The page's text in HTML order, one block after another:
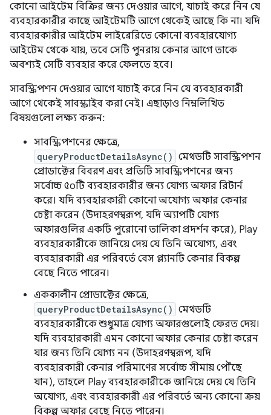
কোনো আইটেম বিক্রির জন্য দেওয়ার আগে, যাচাই করে নিন যে
ব্যবহারকারীর কাছে আইটেমটি আগে থেকেই আছে কি না। যদি
ব্যবহারকারীর আইটেম লাইব্রেরিতে কোনো ব্যবহারযোগ্য
আইটেম থেকে যায়, তবে সেটি পুনরায় কেনার আগে তাকে
অবশ্যই সেটি ব্যবহার করে ফেলতে হবে।
সাবস্ক্রিপশন দেওয়ার আগে যাচাই করে নিন যে ব্যবহারকারী
আগে থেকেই সাবস্ক্রাইব করা নেই। এছাড়াও নিম্নলিখিত
বিষয়গুলো লক্ষ্য করুন:
সাবস্ক্রিপশনের ক্ষেত্রে,
queryProductDetailsAsync() মেথডটি সাবস্ক্রিপশন
প্রোডাক্টের বিবরণ এবং প্রতিটি সাবস্ক্রিপশনের জন্য
সর্বোচ্চ ৫০টি ব্যবহারকারীর জন্য যোগ্য অফার রিটার্ন
করে। যদি ব্যবহারকারী কোনো অযোগ্য অফার কেনার
চেষ্টা করেন (উদাহরণস্বরূপ, যদি অ্যাপটি যোগ্য
অফারগুলির একটি পুরোনো তালিকা প্রদর্শন করে), Play
ব্যবহারকারীকে জানিয়ে দেয় যে তিনি অযোগ্য, এবং
ব্যবহারকারী এর পরিবর্তে বেস প্ল্যানটি কেনার বিকল্প
বেছে নিতে পারেন।
এককালীন প্রোডাক্টের ক্ষেত্রে,
queryProductDetailsAsync() মেথডটি
ব্যবহারকারীকে শুধুমাত্র যোগ্য অফারগুলোই ফেরত দেয়।
যদি ব্যবহারকারী এমন কোনো অফার কেনার চেষ্টা করেন
যার জন্য তিনি যোগ্য নন (উদাহরণস্বরূপ, যদি
ব্যবহারকারী কেনার পরিমাণের সর্বোচ্চ সীমায় পৌঁছে
যান), তাহলে Play ব্যবহারকারীকে জানিয়ে দেয় যে তিনি
অযোগ্য, এবং ব্যবহারকারী এর পরিবর্তে অন্য কোনো ক্রয়
বিকল্প অফার বেছে নিতে পারেন।